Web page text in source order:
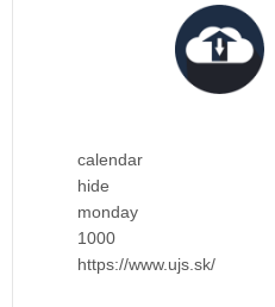
calendar
hide
monday
1000
https://www.ujs.sk/